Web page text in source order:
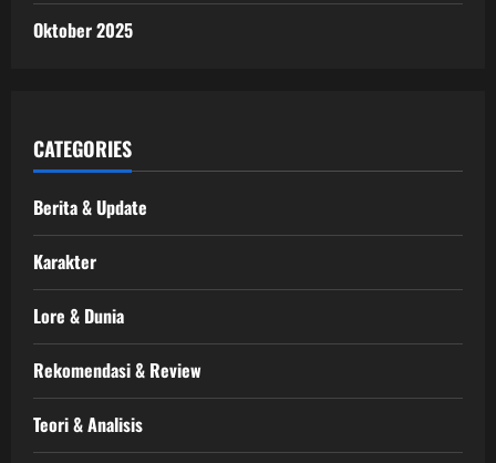
Oktober 2025
CATEGORIES
Berita & Update
Karakter
Lore & Dunia
Rekomendasi & Review
Teori & Analisis